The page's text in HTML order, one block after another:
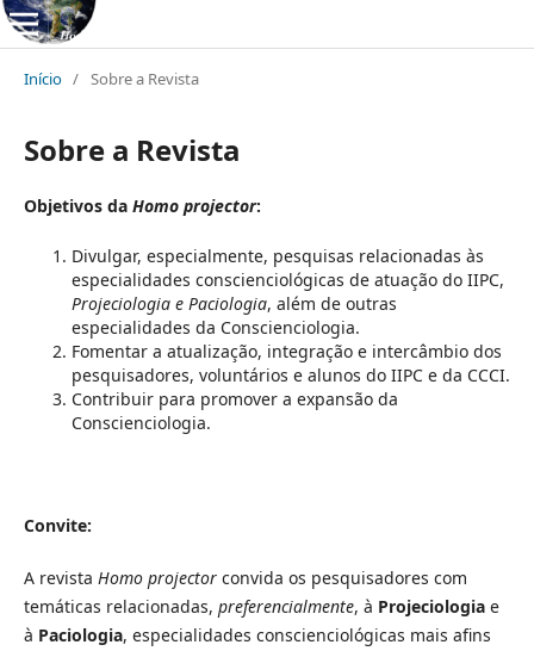
Início / Sobre a Revista
Sobre a Revista
Objetivos da Homo projector:
Divulgar, especialmente, pesquisas relacionadas às
especialidades conscienciológicas de atuação do IIPC,
Projeciologia e Paciologia, além de outras
especialidades da Conscienciologia.
Fomentar a atualização, integração e intercâmbio dos
pesquisadores, voluntários e alunos do IIPC e da CCCI.
Contribuir para promover a expansão da
Conscienciologia.
Convite:
A revista Homo projectorconvida os pesquisadores com
temáticas relacionadas, preferencialmente, à Projeciologiae
à Paciologia, especialidades conscienciológicas mais afins